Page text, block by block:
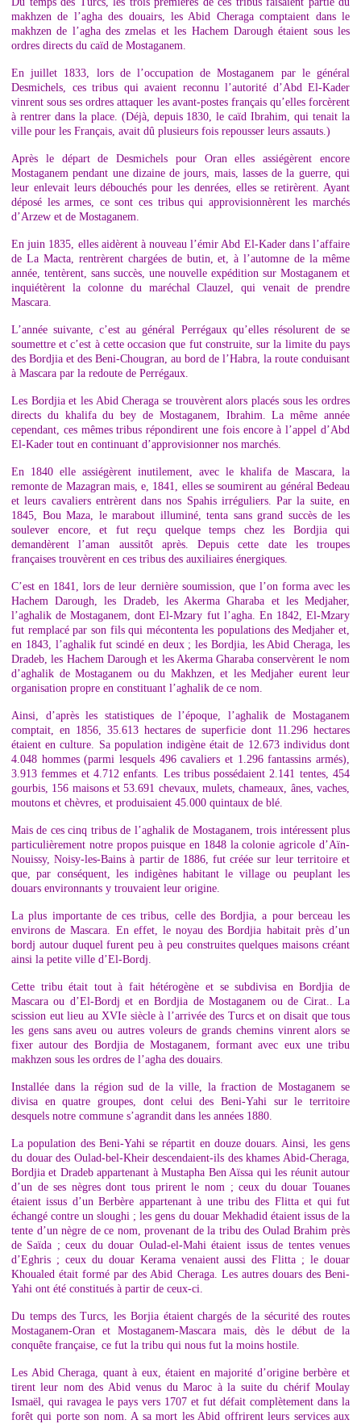
makhzen de l’agha des douairs, les Abid Cheraga comptaient dans le
makhzen de l’agha des zmelas et les Hachem Darough étaient sous les
ordres directs du caïd de Mostaganem.
En juillet 1833, lors de l’occupation de Mostaganem par le général
Desmichels, ces tribus qui avaient reconnu l’autorité d’Abd El-Kader
vinrent sous ses ordres attaquer les avant-postes français qu’elles forcèrent
à rentrer dans la place. (Déjà, depuis 1830, le caïd Ibrahim, qui tenait la
ville pour les Français, avait dû plusieurs fois repousser leurs assauts.)
Après le départ de Desmichels pour Oran elles assiégèrent encore
Mostaganem pendant une dizaine de jours, mais, lasses de la guerre, qui
leur enlevait leurs débouchés pour les denrées, elles se retirèrent. Ayant
déposé les armes, ce sont ces tribus qui approvisionnèrent les marchés
d’Arzew et de Mostaganem.
En juin 1835, elles aidèrent à nouveau l’émir Abd El-Kader dans l’affaire
de La Macta, rentrèrent chargées de butin, et, à l’automne de la même
année, tentèrent, sans succès, une nouvelle expédition sur Mostaganem et
inquiétèrent la colonne du maréchal Clauzel, qui venait de prendre
Mascara.
L’année suivante, c’est au général Perrégaux qu’elles résolurent de se
soumettre et c’est à cette occasion que fut construite, sur la limite du pays
des Bordjia et des Beni-Chougran, au bord de l’Habra, la route conduisant
à Mascara par la redoute de Perrégaux.
Les Bordjia et les Abid Cheraga se trouvèrent alors placés sous les ordres
directs du khalifa du bey de Mostaganem, Ibrahim. La même année
cependant, ces mêmes tribus répondirent une fois encore à l’appel d’Abd
El-Kader tout en continuant d’approvisionner nos marchés.
En 1840 elle assiégèrent inutilement, avec le khalifa de Mascara, la
remonte de Mazagran mais, e, 1841, elles se soumirent au général Bedeau
et leurs cavaliers entrèrent dans nos Spahis irréguliers. Par la suite, en
1845, Bou Maza, le marabout illuminé, tenta sans grand succès de les
soulever encore, et fut reçu quelque temps chez les Bordjia qui
demandèrent l’aman aussitôt après. Depuis cette date les troupes
françaises trouvèrent en ces tribus des auxiliaires énergiques.
C’est en 1841, lors de leur dernière soumission, que l’on forma avec les
Hachem Darough, les Dradeb, les Akerma Gharaba et les Medjaher,
l’aghalik de Mostaganem, dont El-Mzary fut l’agha. En 1842, El-Mzary
fut remplacé par son fils qui mécontenta les populations des Medjaher et,
en 1843, l’aghalik fut scindé en deux ; les Bordjia, les Abid Cheraga, les
Dradeb, les Hachem Darough et les Akerma Gharaba conservèrent le nom
d’aghalik de Mostaganem ou du Makhzen, et les Medjaher eurent leur
organisation propre en constituant l’aghalik de ce nom.
Ainsi, d’après les statistiques de l’époque, l’aghalik de Mostaganem
comptait, en 1856, 35.613 hectares de superficie dont 11.296 hectares
étaient en culture. Sa population indigène était de 12.673 individus dont
4.048 hommes (parmi lesquels 496 cavaliers et 1.296 fantassins armés),
3.913 femmes et 4.712 enfants. Les tribus possédaient 2.141 tentes, 454
gourbis, 156 maisons et 53.691 chevaux, mulets, chameaux, ânes, vaches,
moutons et chèvres, et produisaient 45.000 quintaux de blé.
Mais de ces cinq tribus de l’aghalik de Mostaganem, trois intéressent plus
particulièrement notre propos puisque en 1848 la colonie agricole d’Aïn-
Nouissy, Noisy-les-Bains à partir de 1886, fut créée sur leur territoire et
que, par conséquent, les indigènes habitant le village ou peuplant les
douars environnants y trouvaient leur origine.
La plus importante de ces tribus, celle des Bordjia, a pour berceau les
environs de Mascara. En effet, le noyau des Bordjia habitait près d’un
bordj autour duquel furent peu à peu construites quelques maisons créant
ainsi la petite ville d’El-Bordj.
Cette tribu était tout à fait hétérogène et se subdivisa en Bordjia de
Mascara ou d’El-Bordj et en Bordjia de Mostaganem ou de Cirat.. La
scission eut lieu au XVIe siècle à l’arrivée des Turcs et on disait que tous
les gens sans aveu ou autres voleurs de grands chemins vinrent alors se
fixer autour des Bordjia de Mostaganem, formant avec eux une tribu
makhzen sous les ordres de l’agha des douairs.
Installée dans la région sud de la ville, la fraction de Mostaganem se
divisa en quatre groupes, dont celui des Beni-Yahi sur le territoire
desquels notre commune s’agrandit dans les années 1880.
La population des Beni-Yahi se répartit en douze douars. Ainsi, les gens
du douar des Oulad-bel-Kheir descendaient-ils des khames Abid-Cheraga,
Bordjia et Dradeb appartenant à Mustapha Ben Aïssa qui les réunit autour
d’un de ses nègres dont tous prirent le nom ; ceux du douar Touanes
étaient issus d’un Berbère appartenant à une tribu des Flitta et qui fut
échangé contre un sloughi ; les gens du douar Mekhadid étaient issus de la
tente d’un nègre de ce nom, provenant de la tribu des Oulad Brahim près
de Saïda ; ceux du douar Oulad-el-Mahi étaient issus de tentes venues
d’Eghris ; ceux du douar Kerama venaient aussi des Flitta ; le douar
Khoualed était formé par des Abid Cheraga. Les autres douars des Beni-
Yahi ont été constitués à partir de ceux-ci.
Du temps des Turcs, les Borjia étaient chargés de la sécurité des routes
Mostaganem-Oran et Mostaganem-Mascara mais, dès le début de la
conquête française, ce fut la tribu qui nous fut la moins hostile.
Les Abid Cheraga, quant à eux, étaient en majorité d’origine berbère et
tirent leur nom des Abid venus du Maroc à la suite du chérif Moulay
Ismaël, qui ravagea le pays vers 1707 et fut défait complètement dans la
forêt qui porte son nom. A sa mort les Abid offrirent leurs services aux